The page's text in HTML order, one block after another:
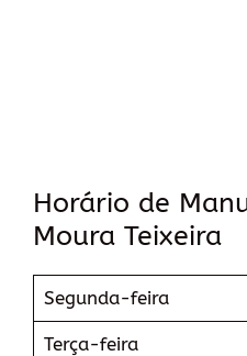
Horário de
Moura Teixeira
Segunda-feira
Terça-feira